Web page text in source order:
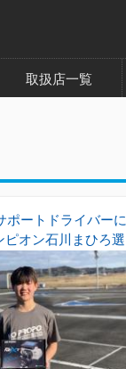
取扱店一覧
ポートドライバーに
ピオン石川まひろ選